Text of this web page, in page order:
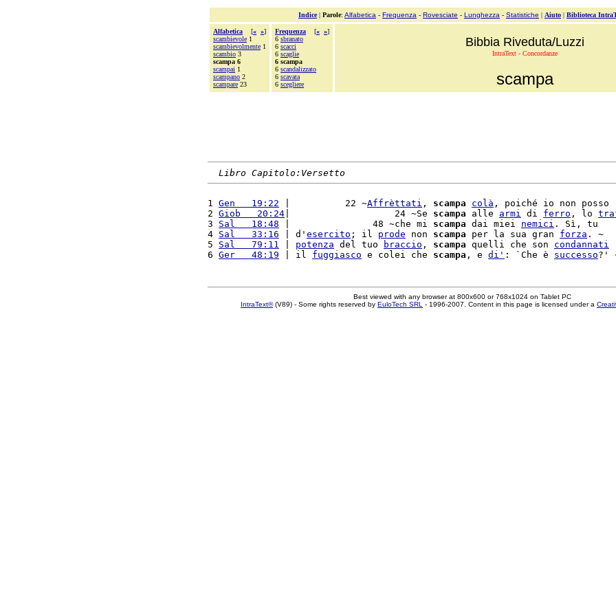
Indice| Parole: Alfabetica - Frequenza - Rovesciate - Lunghezza - Statistiche | Aiuto | Biblioteca
Alfabetica [« »]
scambievole 1
scambievolmente 1
scambio 3
scampa 6
scampai 1
scampano 2
scampare 23
Frequenza [« »]
6 sbranato
6 scacci
6 scaglie
6 scampa
6 scandalizzato
6 scavata
6 scegliere
Bibbia Riveduta/Luzzi
IntraText - Concordanze
scampa
Libro Capitolo:Versetto
1 Gen   19:22 |          22 ~Affrèttati , scampa colà , poiché io non posso
2 Giob   20:24 |                   24 ~Se scampa alle armi di ferro , lo
3 Sal   18:48 |               48 ~che mi scampa dai miei nemici . Sì, tu
4 Sal   33:16 | d' esercito ; il prode non scampa per la sua gran forza . ~
5 Sal   79:11 potenza del tuo braccio , scampa quelli che son condannati
6 Ger   48:19 | il fuggiasco e colei che scampa , e di' : `Che è successo
Best viewed with any browser at 800x600 or 768x1024 on Tablet PC
IntraText®(V89) - Some rights reserved by EuloTech SRL - 1996-2007. Content in this page is licensed under a